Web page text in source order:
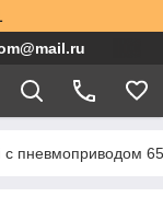
с пневмоприводом